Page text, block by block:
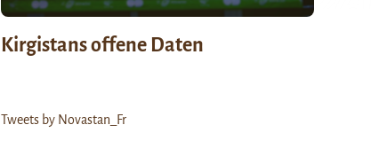
Kirgistans offene Daten
Tweets by Novastan_Fr